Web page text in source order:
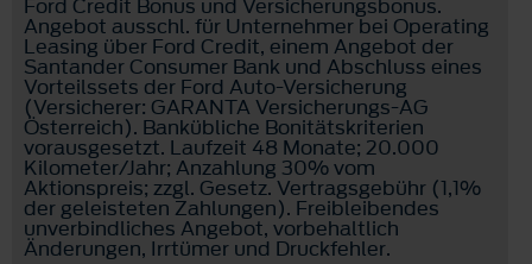
Angebot ausschl. für Unternehmer bei Operating
Leasing über Ford Credit, einem Angebot der
Santander Consumer Bank und Abschluss eines
Vorteilssets der Ford Auto-Versicherung
(Versicherer: GARANTA Versicherungs-AG
Österreich). Bankübliche Bonitätskriterien
vorausgesetzt. Laufzeit 48 Monate; 20.000
Kilometer/Jahr; Anzahlung 30% vom
Aktionspreis; zzgl. Gesetz. Vertragsgebühr (1,1%
der geleisteten Zahlungen). Freibleibendes
unverbindliches Angebot, vorbehaltlich
Änderungen, Irrtümer und Druckfehler.